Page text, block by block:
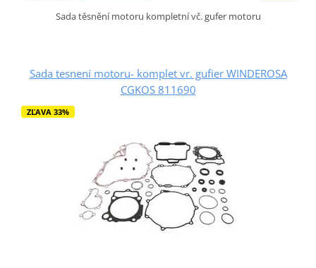
Sada těsnění motoru kompletní vč. gufer motoru
Sada tesnení motoru- komplet vr. gufier WINDEROSA
CGKOS 811690
ZĽAVA 33%